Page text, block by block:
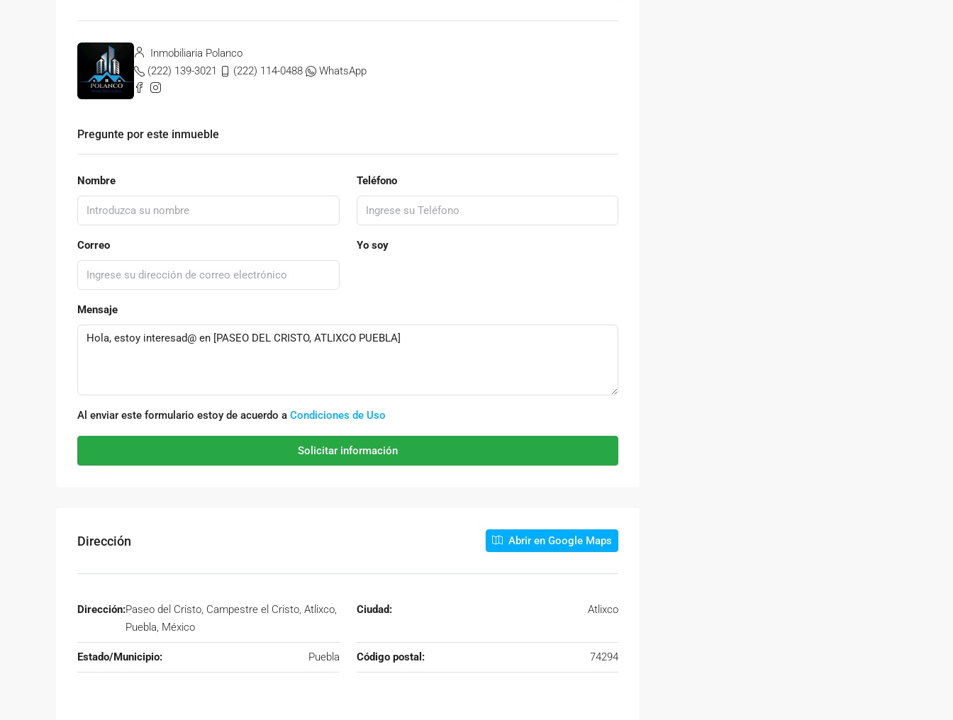
Inmobiliaria Polanco
(222) 139-3021
(222) 114-0488 WhatsApp
Pregunte por este inmueble
Nombre Teléfono
Correo Yo soy
Mensaje
Al enviar este formulario estoy de acuerdo a Condiciones de Uso
Solicitar información
Dirección Abrir en Google Maps
Dirección:Paseo del Cristo, Campestre el Cristo, Atlixco,
Puebla, México
Ciudad: Atlixco
Estado/Municipio: Puebla Código postal: 74294